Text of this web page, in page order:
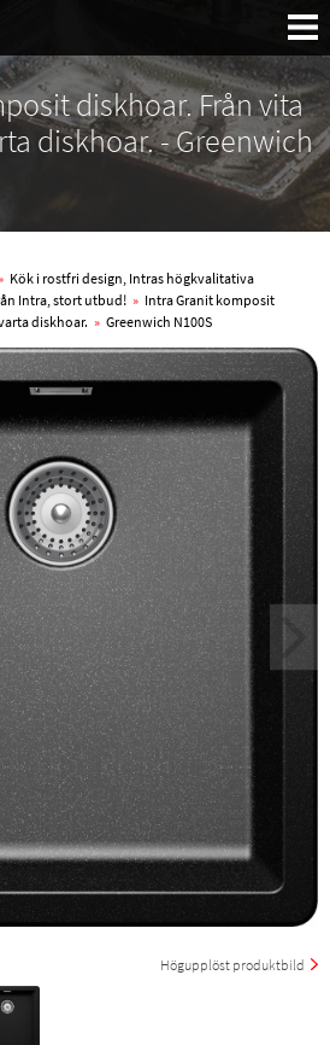
Sök:
diskhoar. Från vita
diskhoar. - Greenwich
Kök i rostfri design, Intras högkvalitativa
Intra, stort utbud! » Intra Granit komposit
diskhoar. » Greenwich N100S
Högupplöst produktbild